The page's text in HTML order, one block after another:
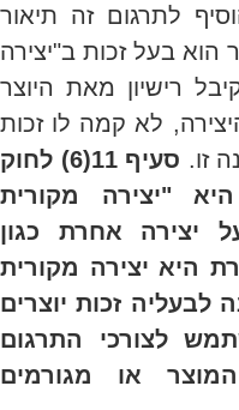
לתרגום זה תיאור
הוא בעל זכות ב"יצירה
רישיון מאת היוצר
לא קמה לו זכות
זו.
סעיף 11(6) לחוק
"יצירה מקורית
יצירה אחרת כגון
היא יצירה מקורית
זכות יוצרים
לצורכי התרגום
או מגורמים